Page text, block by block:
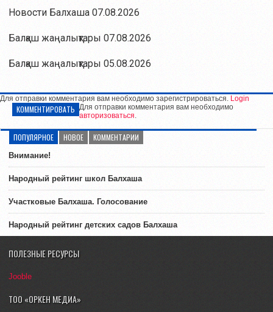
Новости Балхаша 07.08.2026
Балқаш жаңалықтары 07.08.2026
Балқаш жаңалықтары 05.08.2026
Для отправки комментария вам необходимо зарегистрироваться. Login
КОММЕНТИРОВАТЬ Для отправки комментария вам необходимо
авторизоваться.
ПОПУЛЯРНОЕ НОВОЕ КОММЕНТАРИИ
Внимание!
Народный рейтинг школ Балхаша
Участковые Балхаша. Голосование
Народный рейтинг детских садов Балхаша
ПОЛЕЗНЫЕ РЕСУРСЫ
Jooble
ТОО «ОРКЕН МЕДИА»